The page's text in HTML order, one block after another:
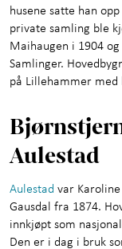
husene satte han
private samling ble
Maihaugen i 1904
Samlinger.
på Lillehammer med
Aulestad
Aulestad var
Gausdal fra 1874.
innkjøpt som
Den er i dag i bruk